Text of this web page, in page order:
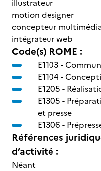
illustrateur
motion designer
concepteur multimédia
intégrateur web
Code(s) ROME :
E1103 -
E1104 -
E1205 -
E1305 -
et presse
E1306 -
Références
d’activité :
Néant